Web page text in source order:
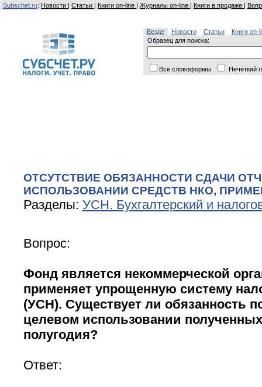
Subschet.ru: Новости | Статьи | Книги on-line | Журналы on-line | Книги в продаже |
Везде Новости Статьи
Книги on-
Образец для поиска:
Все словоформы Нечеткий
ОТСУТСТВИЕ ОБЯЗАННОСТИ СДАЧИ
ИСПОЛЬЗОВАНИИ СРЕДСТВ НКО,
Разделы: УСН. Бухгалтерский и
Вопрос:
Фонд является некоммерческой
применяет упрощенную систему
(УСН). Существует ли обязанность
целевом использовании
полугодия?
Ответ: